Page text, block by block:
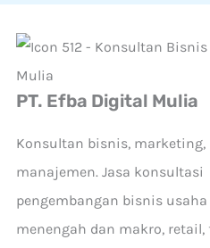
n
u
:
PT. Efba Digital Mulia
Konsultan bisnis, marketing,
manajemen. Jasa konsultasi
pengembangan bisnis
menengah dan makro, retail,